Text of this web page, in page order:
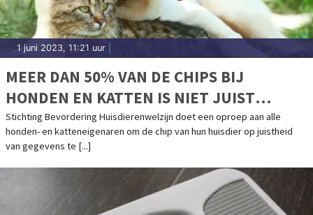
1 juni 2023, 11:21 uur
MEER DAN 50% VAN DE CHIPS BIJ
HONDEN EN KATTEN IS NIET JUIST
GEREGISTREERD
Stichting Bevordering Huisdierenwelzijn doet een oproep aan alle
honden- en katteneigenaren om de chip van hun huisdier op juistheid
van gegevens te [...]